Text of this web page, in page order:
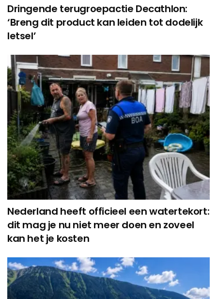
Dringende terugroepactie Decathlon:
‘Breng dit product kan leiden tot dodelijk
letsel’
Nederland heeft officieel een watertekort:
dit mag je nu niet meer doen en zoveel
kan het je kosten